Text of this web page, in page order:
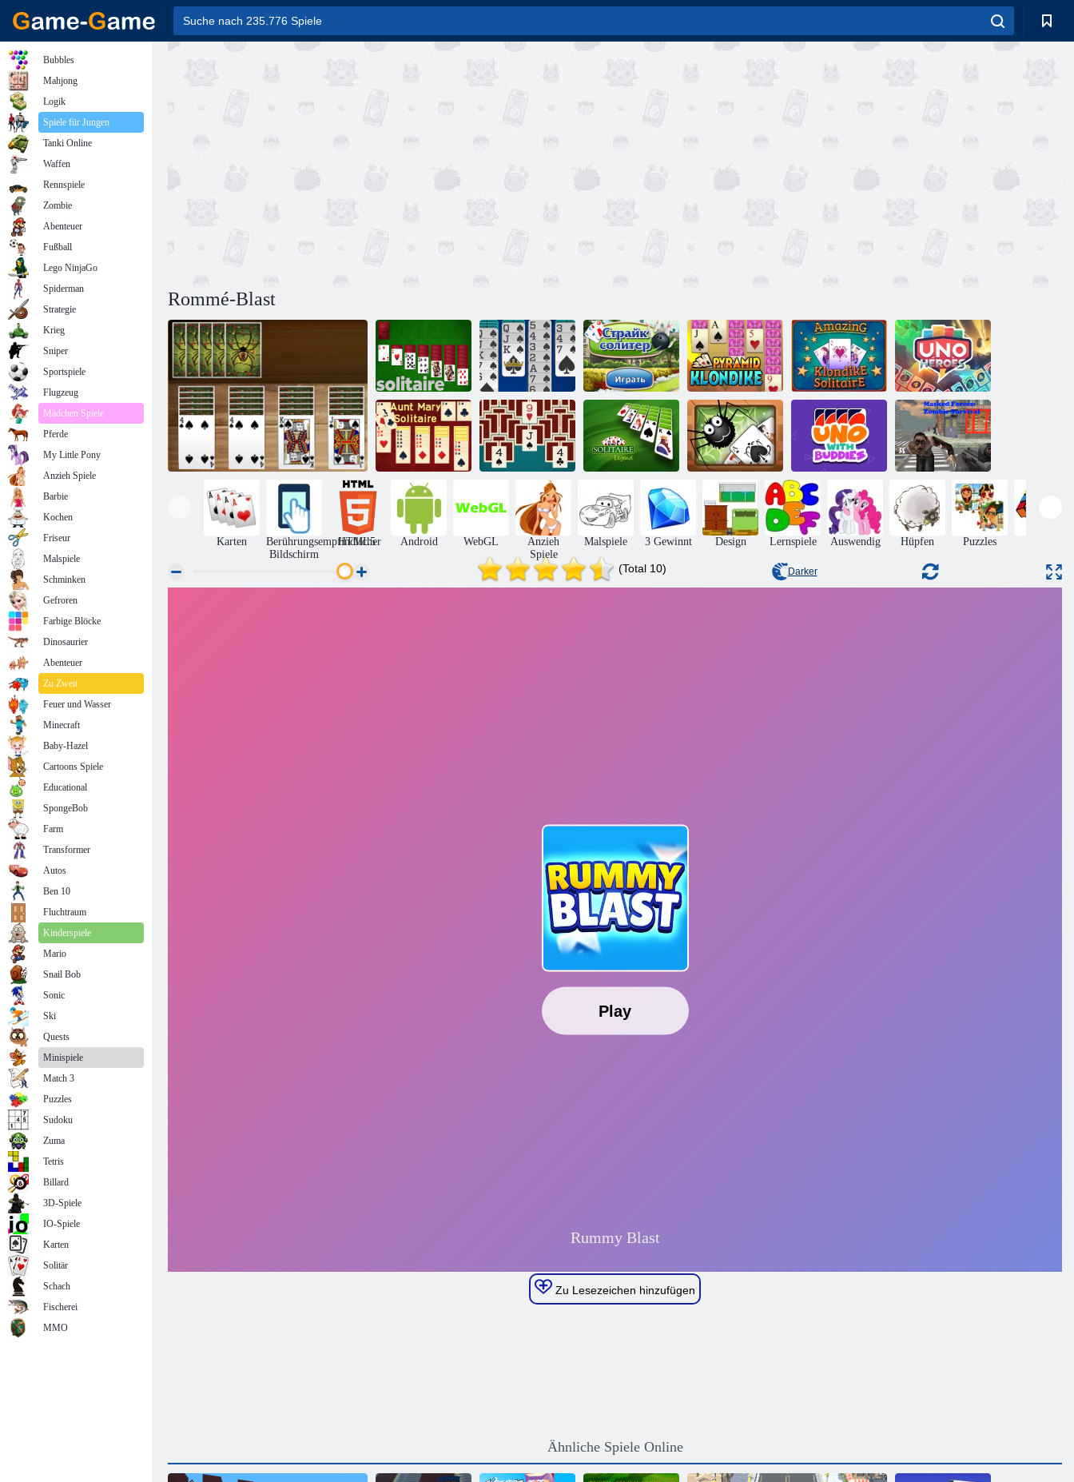
Rommé-Blast
Solitär
Spiderette
Solitär
Streik Solitaire
Pyramide
Klondike
Erstaunliches
Klondike
Solitaire
Uno Helden
Tante Mary
Solitaire
Match Solitaire
Solitaire-
Spider Solitär |
Erstaunliche
Spider Solitär
UNO mit
Freunden
Maskierte
Kräfte: Zombie-
Überleben
Karten
Berührungsempfindlicher
Bildschirm
HTML5 Android WebGL
Anzieh
Spiele
Malspiele 3 Gewinnt Design Lernspiele Auswendig Hüpfen Puzzles
(Total 10) Darker
Zu Lesezeichen hinzufügen
Ähnliche Spiele Online
Bubbles
Mahjong
Logik
Spiele für Jungen
Tanki Online
Waffen
Rennspiele
Zombie
Abenteuer
Fußball
Lego NinjaGo
Spiderman
Strategie
Krieg
Sniper
Sportspiele
Flugzeug
Mädchen Spiele
Pferde
My Little Pony
Anzieh Spiele
Barbie
Kochen
Friseur
Malspiele
Schminken
Gefroren
Farbige Blöcke
Dinosaurier
Abenteuer
Zu Zweit
Feuer und Wasser
Minecraft
Baby-Hazel
Cartoons Spiele
Educational
SpongeBob
Farm
Transformer
Autos
Ben 10
Fluchtraum
Kinderspiele
Mario
Snail Bob
Sonic
Ski
Quests
Minispiele
Match 3
Puzzles
Sudoku
Zuma
Tetris
Billard
3D-Spiele
IO-Spiele
Karten
Solitär
Schach
Fischerei
MMO